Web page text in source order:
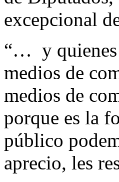
excepcional
“… y quienes
medios de
medios de
porque es la
público
aprecio, les